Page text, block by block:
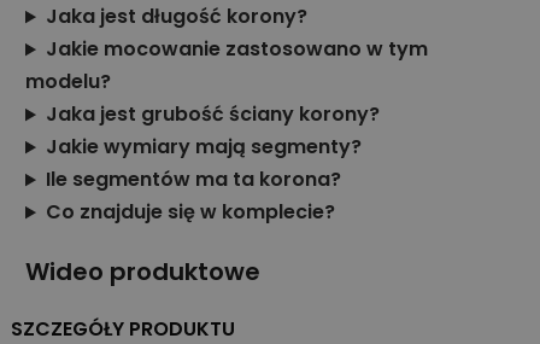
Jaka jest długość korony?
Jakie mocowanie zastosowano w tym
modelu?
Jaka jest grubość ściany korony?
Jakie wymiary mają segmenty?
Ile segmentów ma ta korona?
Co znajduje się w komplecie?
Wideo produktowe
SZCZEGÓŁY PRODUKTU